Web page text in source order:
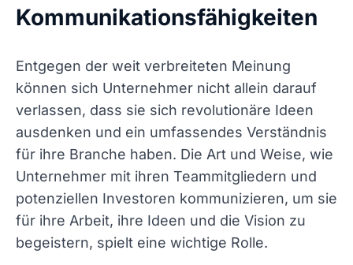
Kommunikationsfähigkeiten
Entgegen der weit verbreiteten Meinung
können sich Unternehmer nicht allein darauf
verlassen, dass sie sich revolutionäre Ideen
ausdenken und ein umfassendes Verständnis
für ihre Branche haben. Die Art und Weise, wie
Unternehmer mit ihren Teammitgliedern und
potenziellen Investoren kommunizieren, um sie
für ihre Arbeit, ihre Ideen und die Vision zu
begeistern, spielt eine wichtige Rolle.